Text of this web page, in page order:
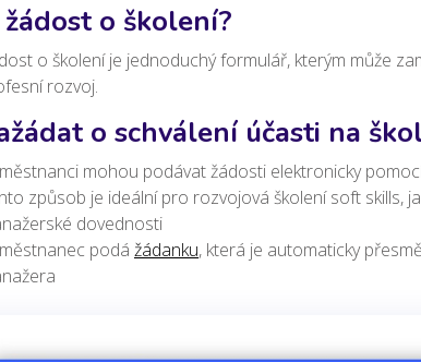
žádost o školení?
o školení je jednoduchý formulář, kterým může
rozvoj.
o schválení účasti na
mohou podávat žádosti elektronicky
způsob je ideální pro rozvojová školení soft skills,
dovednosti
podá žádanku, která je automaticky